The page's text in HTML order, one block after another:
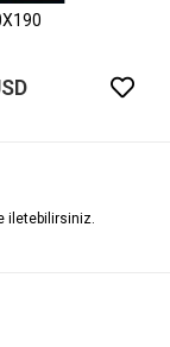
iletebilirsiniz.